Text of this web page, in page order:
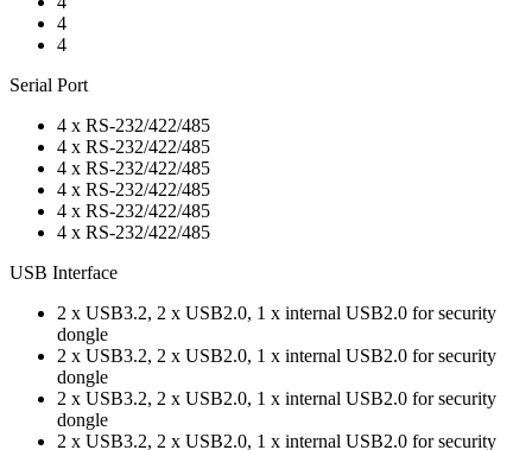
4
4
Serial Port
4 x RS-232/422/485
4 x RS-232/422/485
4 x RS-232/422/485
4 x RS-232/422/485
4 x RS-232/422/485
4 x RS-232/422/485
USB Interface
2 x USB3.2, 2 x USB2.0, 1 x internal USB2.0 for security
dongle
2 x USB3.2, 2 x USB2.0, 1 x internal USB2.0 for security
dongle
2 x USB3.2, 2 x USB2.0, 1 x internal USB2.0 for security
dongle
2 x USB3.2, 2 x USB2.0, 1 x internal USB2.0 for security